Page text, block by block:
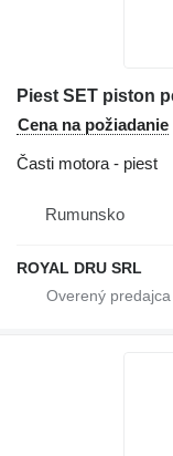
Cena na požiadanie
Časti motora - piest
Rumunsko
ROYAL DRU SRL